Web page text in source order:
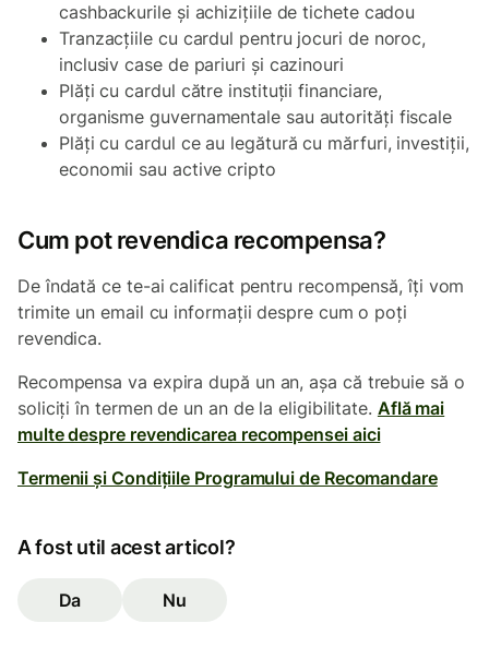
cashbackurile și achizițiile de tichete cadou
Tranzacțiile cu cardul pentru jocuri de noroc,
inclusiv case de pariuri și cazinouri
Plăți cu cardul către instituții financiare,
organisme guvernamentale sau autorități fiscale
Plăți cu cardul ce au legătură cu mărfuri, investiții,
economii sau active cripto
Cum pot revendica recompensa?
De îndată ce te-ai calificat pentru recompensă, îți vom
trimite un email cu informații despre cum o poți
revendica.
Recompensa va expira după un an, așa că trebuie să o
soliciți în termen de un an de la eligibilitate. Află mai
multe despre revendicarea recompensei aici
Termenii și Condițiile Programului de Recomandare
A fost util acest articol?
Da Nu